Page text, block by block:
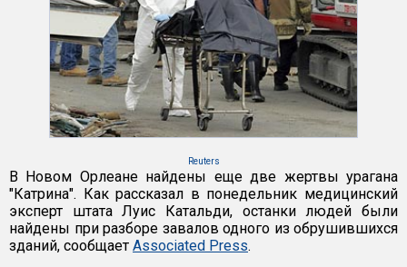
Reuters
В Новом Орлеане найдены еще две жертвы урагана
"Катрина". Как рассказал в понедельник медицинский
эксперт штата Луис Катальди, останки людей были
найдены при разборе завалов одного из обрушившихся
зданий, сообщает Associated Press.